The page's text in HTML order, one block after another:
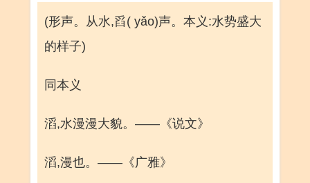
(形声。从水,舀( yǎo)声。本义:水势盛大
的样子)
同本义
滔,水漫漫大貌。——《说文》
滔,漫也。——《广雅》